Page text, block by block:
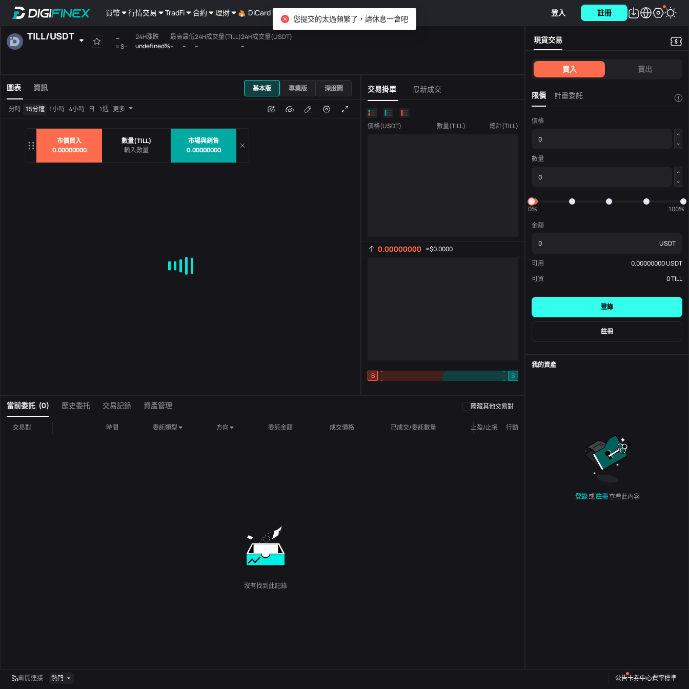
買幣 行情交易 TradFi 合約 理財 DiCard 探索 登入 註冊
市價買入
0.00000000
數量(TILL)
市場與銷售
0.00000000
TILL/USDT --
≈$--
24H涨跌
undefined%
最高
--
最低
--
24H成交量(TILL)
--
24H成交量(USDT)
--
全部 Mainboard USDT
交易對 成交量
圖表 資訊 基本版 專業版 深度圖
分時 15分鐘 1小時 4小時 日 1週 更多
交易掛單 最新成交
價格(USDT) 數量(TILL) 總計(TILL)
0.00000000 ≈$0.0000
B
-
-
S
-
-
當前委託 (0) 歷史委托 交易記錄 資產管理 隱藏其他交易對
交易對 時間 委託類型 方向 委託金額 成交價格 已成交/委託數量 止盈/止損 行動
沒有找到此記錄
現貨交易
買入 賣出
限價 計畫委託 !
價格
數量
0%
100%
金額
USDT
可用 0.00000000USDT
可買
0TILL
登錄
註冊
我的資產
登錄或註冊查看此內容
斷開連接 熱門 公告卡券中心費率標準
您提交的太過頻繁了，請休息一會吧